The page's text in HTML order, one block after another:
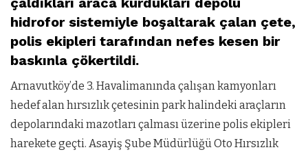
hidrofor sistemiyle boşaltarak çalan çete,
polis ekipleri tarafından nefes kesen bir
baskınla çökertildi.
Arnavutköy’de 3. Havalimanında çalışan kamyonları
hedef alan hırsızlık çetesinin park halindeki araçların
depolarındaki mazotları çalması üzerine polis ekipleri
harekete geçti. Asayiş Şube Müdürlüğü Oto Hırsızlık